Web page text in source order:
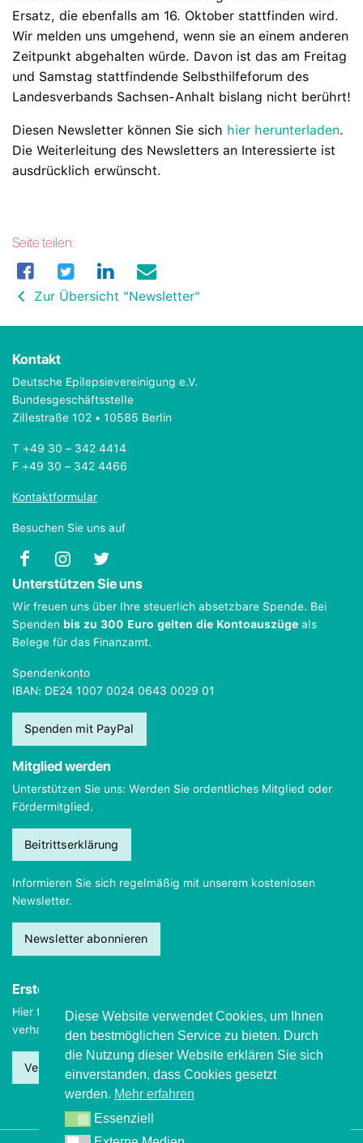
Ersatz, die ebenfalls am 16. Oktober stattfinden wird.
Wir melden uns umgehend, wenn sie an einem anderen
Zeitpunkt abgehalten würde. Davon ist das am Freitag
und Samstag stattfindende Selbsthilfeforum des
Landesverbands Sachsen-Anhalt bislang nicht berührt!
Diesen Newsletter können Sie sich hier herunterladen.
Die Weiterleitung des Newsletters an Interessierte ist
ausdrücklich erwünscht.
Seite teilen:
Zur Übersicht "Newsletter"
Kontakt
Deutsche Epilepsievereinigung e.V.
Bundesgeschäftsstelle
Zillestraße 102 • 10585 Berlin
T +49 30 – 342 4414
F +49 30 – 342 4466
Kontaktformular
Besuchen Sie uns auf
Unterstützen Sie uns
Wir freuen uns über Ihre steuerlich absetzbare Spende. Bei
Spenden bis zu 300 Euro gelten die Kontoauszüge als
Belege für das Finanzamt.
Spendenkonto
IBAN: DE24 1007 0024 0643 0029 01
Spenden mit PayPal
Mitglied werden
Unterstützen Sie uns: Werden Sie ordentliches Mitglied oder
Fördermitglied.
Beitrittserklärung
Informieren Sie sich regelmäßig mit unserem kostenlosen
Newsletter.
Newsletter abonnieren
Erste Hilfe
Hier finden Sie wichtige Informationen, wie Sie sichim Notfall
verhalten sollten.
Verhalten beim Grand mal
Diese Website verwendet Cookies, um Ihnen
den bestmöglichen Service zu bieten. Durch
die Nutzung dieser Website erklären Sie sich
einverstanden, dass Cookies gesetzt
werden. Mehr erfahren
EssenziellEssenziell